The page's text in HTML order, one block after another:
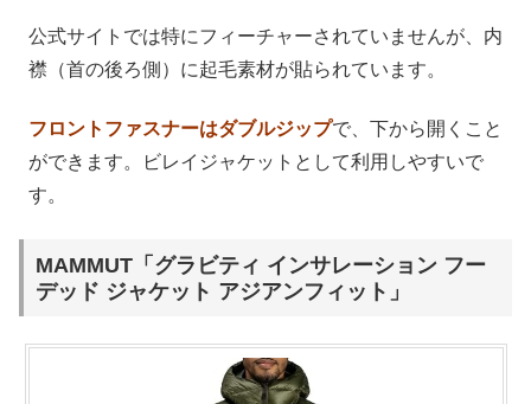
公式サイトでは特にフィーチャーされていませんが、内
襟（首の後ろ側）に起毛素材が貼られています。
フロントファスナーはダブルジップで、下から開くこと
ができます。ビレイジャケットとして利用しやすいで
す。
MAMMUT「グラビティ インサレーション フー
デッド ジャケット アジアンフィット」